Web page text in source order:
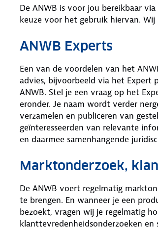
De ANWB is voor jou bereikbaar
keuze voor het gebruik hiervan.
ANWB Experts
Een van de voordelen van het
advies, bijvoorbeeld via het Expert
ANWB. Stel je een vraag op het
eronder. Je naam wordt verder
verzamelen en publiceren van
geïnteresseerden van relevante
en daarmee samenhangende
Marktonderzoek,
De ANWB voert regelmatig
te brengen. En wanneer je een
bezoekt, vragen wij je regelmatig
klanttevredenheidsonderzoeken